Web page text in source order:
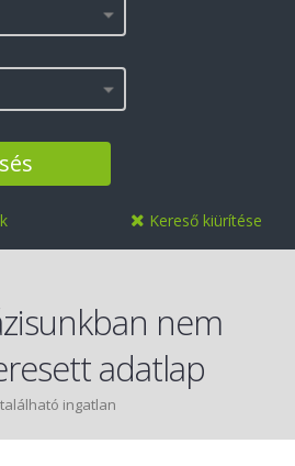
Kereső kiürítése
nem
adatlap
ingatlan